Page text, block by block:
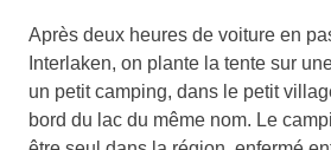
Après deux heures de voiture en
Interlaken, on plante la tente sur
un petit camping, dans le petit
bord du lac du même nom. Le